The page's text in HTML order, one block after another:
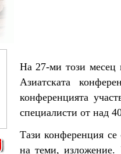
На 27-ми този месец
Азиатската
конференцията
специалисти от над
Тази конференция се
на теми, изложение.